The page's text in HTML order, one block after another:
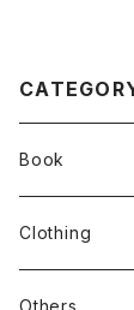
Book
stacks
新刊本
Clothing
Tees
Others